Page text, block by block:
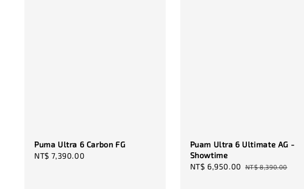
Puma Ultra 6 Carbon FG
Regular
NT$ 7,390.00
Puam Ultra 6 Ultimate AG -
Showtime
Sale
NT$ 6,950.00 Regular
NT$ 8,390.00